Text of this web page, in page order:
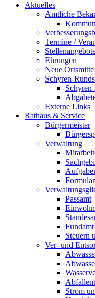
Aktuelles
Amtliche
Termine /
Ehrungen
Neue Ortsmitte
Schyren-
Externe Links
Rathaus & Service
Bürgermeister
Verwaltung
Passamt
Fundamt
Steuern
Ver- und
Strom